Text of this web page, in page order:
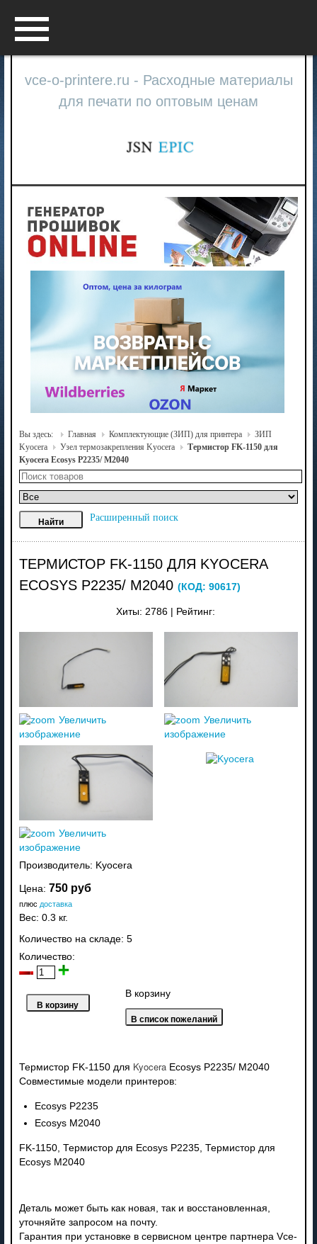
vce-o-printere.ru - Расходные материалы
для печати по оптовым ценам
Вы здесь: Главная Комплектующие (ЗИП) для принтера
ЗИП
Kyocera
Узел термозакрепления Kyocera
Термистор FK-1150 для
Kyocera Ecosys P2235/ M2040
Расширенный поиск
ТЕРМИСТОР FK-1150 ДЛЯ KYOCERA
ECOSYS P2235/ M2040 (КОД: 90617)
Хиты: 2786 Рейтинг:
Увеличить
изображение
Увеличить
изображение
Увеличить
изображение
Производитель: Kyocera
Цена: 750 руб
плюс доставка
Вес: 0.3 кг.
Количество на складе: 5
Количество:
В корзину
Термистор FK-1150 для Kyocera Ecosys P2235/ M2040
Совместимые модели принтеров:
Ecosys P2235
Ecosys M2040
FK-1150, Термистор для Ecosys P2235, Термистор для
Ecosys M2040
Деталь может быть как новая, так и восстановленная,
уточняйте запросом на почту.
Гарантия при установке в сервисном центре партнера Vce-